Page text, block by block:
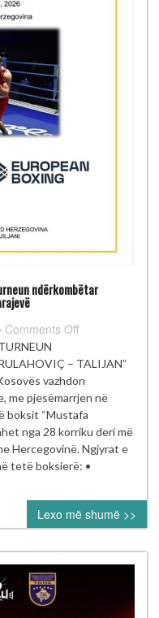
ndërkombëtar
Comments Offon
boksierë
të Kosovës
garojnë
në turneun
ndërkombëtar
“Mustafa
–
Sarajevë
– TALIJAN”
vazhdon
me pjesëmarrjen në
boksit “Mustafa
nga 28 korriku deri më
Hercegovinë. Ngjyrat e
tetë boksierë: •
Lexo më shumë >>